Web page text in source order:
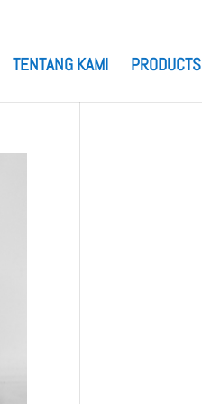
TENTANG KAMI PRODUCTS